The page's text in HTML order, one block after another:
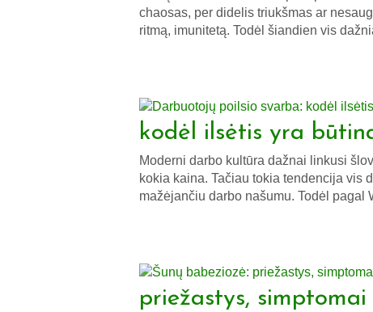
chaosas, per didelis triukšmas ar
ritmą, imunitetą. Todėl šiandien vis
kodėl ilsėtis yra
Moderni darbo kultūra dažnai linkusi
kokia kaina. Tačiau tokia tendencija vis
mažėjančiu darbo našumu. Todėl pagal
priežastys,